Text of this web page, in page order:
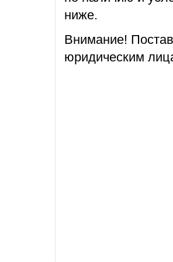
ниже.
Внимание!
юридическим